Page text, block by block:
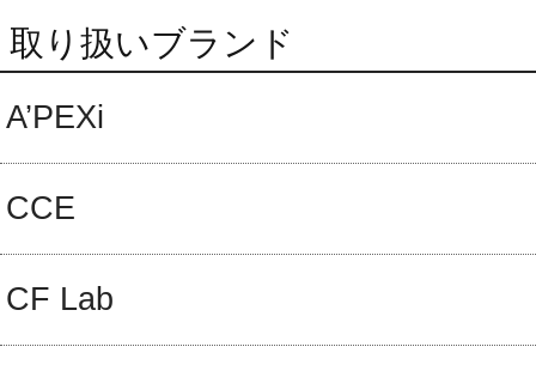
取り扱いブランド
A’PEXi
CCE
CF Lab